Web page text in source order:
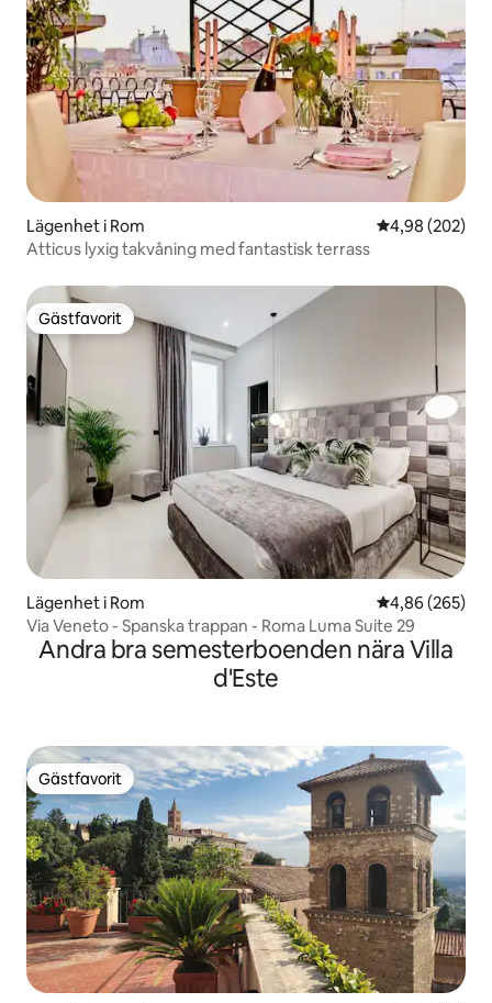
Lägenhet i Rom 4,98 av 5 i
4,98 (202)
Atticus lyxig takvåning med fantastisk terrass
Gästfavorit
Gästfavorit
Lägenhet i Rom 4,86 av 5 i
4,86 (265)
Via Veneto - Spanska trappan - Roma Luma Suite 29
Andra bra semesterboenden nära Villa
d'Este
Gästfavorit
Gästfavorit